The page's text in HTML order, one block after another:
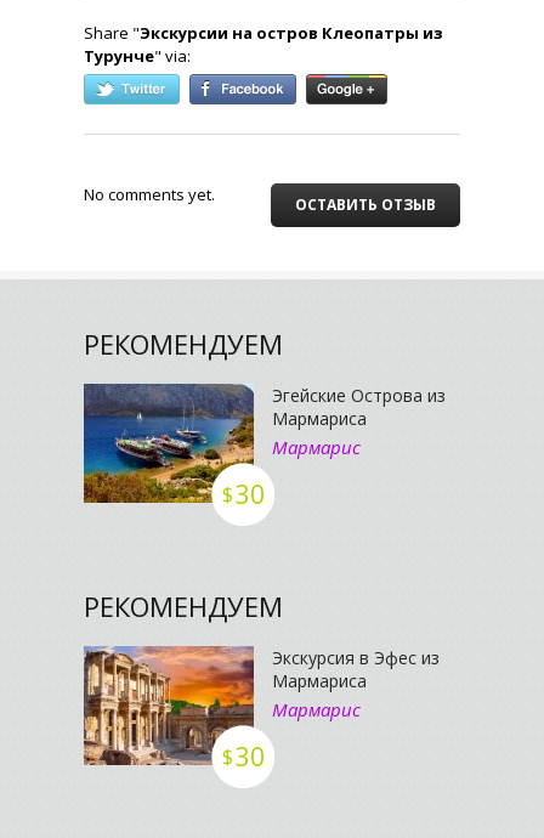
Share "Экскурсии на остров Клеопатры из
Турунче" via:
ОСТАВИТЬ ОТЗЫВ
No comments yet.
РЕКОМЕНДУЕМ
$30
Эгейские Острова из
Мармариса
Мармарис
РЕКОМЕНДУЕМ
$30
Экскурсия в Эфес из
Мармариса
Мармарис